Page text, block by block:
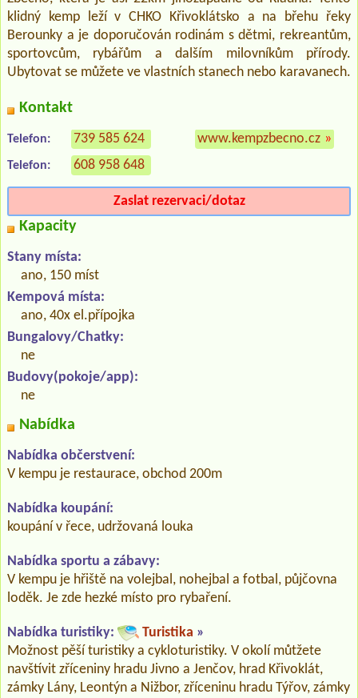
klidný kemp leží v CHKO Křivoklátsko a na břehu řeky
Berounky a je doporučován rodinám s dětmi, rekreantům,
sportovcům, rybářům a dalším milovníkům přírody.
Ubytovat se můžete ve vlastních stanech nebo karavanech.
Kontakt
Telefon: 739 585 624
Telefon: 608 958 648
www.kempzbecno.cz »
Zaslat rezervaci/dotaz
Kapacity
Stany místa:
ano, 150 míst
Kempová místa:
ano, 40x el.přípojka
Bungalovy/Chatky:
ne
Budovy(pokoje/app):
ne
Nabídka
Nabídka občerstvení:
V kempu je restaurace, obchod 200m
Nabídka koupání:
koupání v řece, udržovaná louka
Nabídka sportu a zábavy:
V kempu je hřiště na volejbal, nohejbal a fotbal, půjčovna
loděk. Je zde hezké místo pro rybaření.
Nabídka turistiky: Turistika »
Možnost pěší turistiky a cykloturistiky. V okolí můtžete
navštívit zříceniny hradu Jivno a Jenčov, hrad Křivoklát,
zámky Lány, Leontýn a Nižbor, zříceninu hradu Týřov, zámky